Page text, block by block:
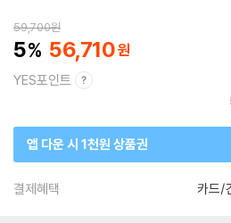
59,700원
5 56,710
YES포인트
앱 다운 시 1천원 상품권
결제혜택 카드/